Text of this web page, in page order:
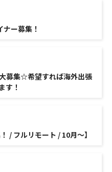
ー募集！
募集☆希望すれば海外出張
す！
/ フルリモート / 10月～】